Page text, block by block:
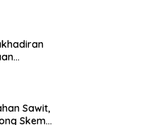
Sawit,
Skema